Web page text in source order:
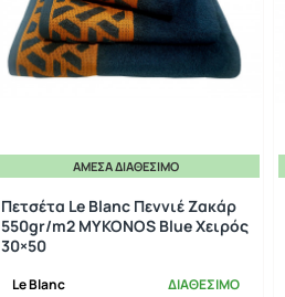
ΆΜΕΣΑ ΔΙΑΘΈΣΙΜΟ
Le Blanc ΔΙΑΘΕΣΙΜΟ
Πετσέτα Le Blanc Πεννιέ Ζακάρ
550gr/m2 MYKONOS Blue Χειρός
30×50